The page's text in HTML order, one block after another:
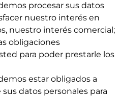
procesar sus datos
nuestro interés en
nuestro interés comercial;
obligaciones
para poder prestarle los
estar obligados a
datos personales para